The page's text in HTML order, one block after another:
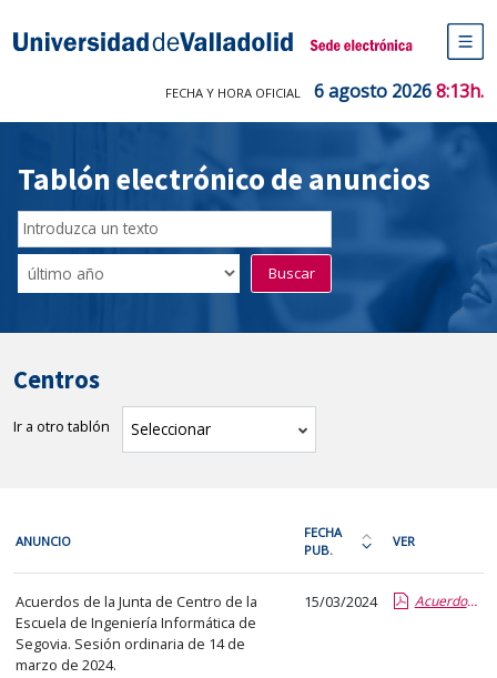
Sede electrónica Universidad de
de
FECHA Y HORA OFICIAL 6 agosto 20268:13h.
Tablón electrónico de anuncios
Buscador
del
Tablón
Filtro
de
Buscar
Centros
Ir a otro tablón Seleccionar tablón
cada
fila
de
la
siguiente
ANUNCIO
FECHA
PUB.
Ordena
la
tabla
VER
Acuerdos de la Junta de Centro de la
Escuela de Ingeniería Informática de
Segovia. Sesión ordinaria de 14 de
marzo de 2024.
15/03/2024 Acuerdos Junta de Escuela Ordinaria EUISG 14.03.2024.pdf